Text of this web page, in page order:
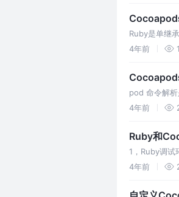
Ruby是单继
中，多继承可
4年前
pod 命令解
在调试工程中
4年前
Ruby和
1，Ruby调试
4年前